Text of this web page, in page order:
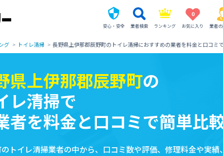
安心・安全 業者検索 ランキング
0
お気に入り 業者
グ トイレ清掃 長野県上伊那郡辰野町のトイレ清掃におすすめの業者を料金と口コミ
県上伊那郡辰野町の
レ清掃で
者を料金と口コミで簡単比
トイレ清掃業者の中から、口コミ数や評価、修理料金や実績